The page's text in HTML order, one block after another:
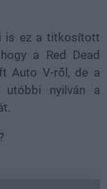
is ez a titkosított
a Red Dead
Auto V-ről, de a
utóbbi nyilván a